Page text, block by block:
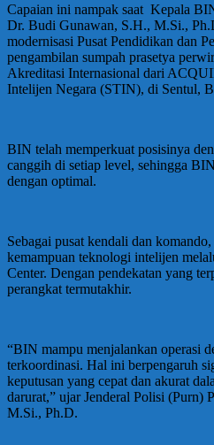
Capaian ini nampak saat Kepala
Dr. Budi Gunawan, S.H., M.Si.,
modernisasi Pusat Pendidikan dan
pengambilan sumpah prasetya
Akreditasi Internasional dari
Intelijen Negara (STIN), di Sentul,
BIN telah memperkuat posisinya
canggih di setiap level, sehingga
dengan optimal.
Sebagai pusat kendali dan
kemampuan teknologi intelijen
Center. Dengan pendekatan yang
perangkat termutakhir.
“BIN mampu menjalankan operasi
terkoordinasi. Hal ini berpengaruh
keputusan yang cepat dan akurat
darurat,” ujar Jenderal Polisi (Purn)
M.Si., Ph.D.